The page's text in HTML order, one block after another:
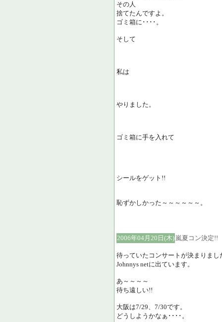
その人
捨てたんですよ。
ゴミ箱に････。
そして
私は
やりました。
ゴミ箱に手を入れて
シールをゲット!!
恥ずかしかった～～～～～～。
2006年04月20日(木) 嵐夏コン決定!!
待っていたコンサートが決まりまし
Johnnys netに出ています。
あ～～～～
待ち遠しい!!
大阪は7/29、7/30です。
どうしようかなぁ････。